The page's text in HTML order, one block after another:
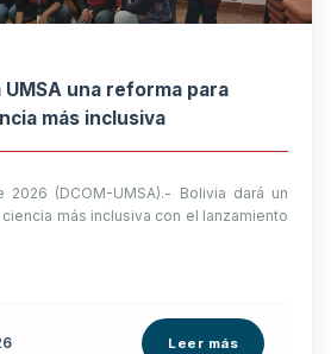
UMSA una reforma para
más inclusiva
(DCOM-UMSA).- Bolivia dará un
más inclusiva con el lanzamiento
Leer más